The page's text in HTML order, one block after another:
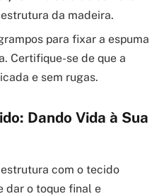
da madeira.
para fixar a espuma
Certifique-se de que a
e sem rugas.
Dando Vida à Sua
com o tecido
dar o toque final e